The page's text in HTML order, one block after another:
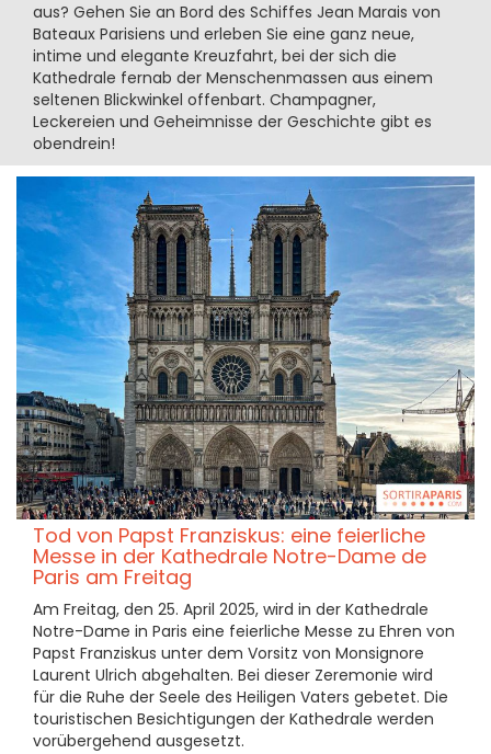
aus? Gehen Sie an Bord des Schiffes Jean Marais von
Bateaux Parisiens und erleben Sie eine ganz neue,
intime und elegante Kreuzfahrt, bei der sich die
Kathedrale fernab der Menschenmassen aus einem
seltenen Blickwinkel offenbart. Champagner,
Leckereien und Geheimnisse der Geschichte gibt es
obendrein!
Tod von Papst Franziskus: eine feierliche
Messe in der Kathedrale Notre-Dame de
Paris am Freitag
Am Freitag, den 25. April 2025, wird in der Kathedrale
Notre-Dame in Paris eine feierliche Messe zu Ehren von
Papst Franziskus unter dem Vorsitz von Monsignore
Laurent Ulrich abgehalten. Bei dieser Zeremonie wird
für die Ruhe der Seele des Heiligen Vaters gebetet. Die
touristischen Besichtigungen der Kathedrale werden
vorübergehend ausgesetzt.